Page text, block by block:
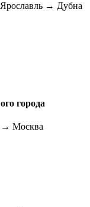
→ Дубна
города
Москва